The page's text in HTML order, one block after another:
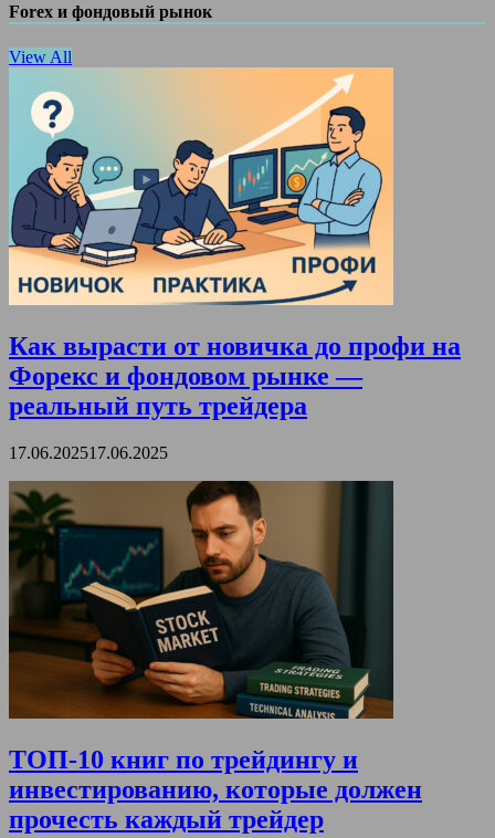
Forex и фондовый рынок
View All
Как вырасти от новичка до профи на
Форекс и фондовом рынке —
реальный путь трейдера
17.06.202517.06.2025
ТОП-10 книг по трейдингу и
инвестированию, которые должен
прочесть каждый трейдер